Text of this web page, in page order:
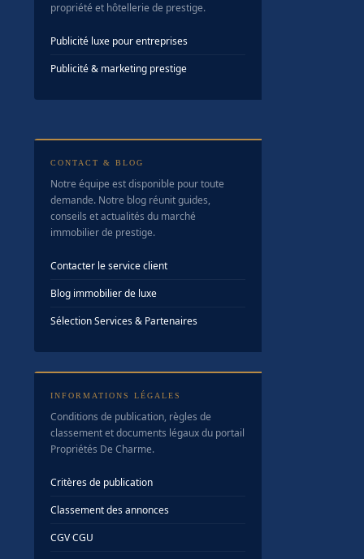
propriété et hôtellerie de prestige.
Publicité luxe pour entreprises
Publicité & marketing prestige
CONTACT & BLOG
Notre équipe est disponible pour toute
demande. Notre blog réunit guides,
conseils et actualités du marché
immobilier de prestige.
Contacter le service client
Blog immobilier de luxe
Sélection Services & Partenaires
INFORMATIONS LÉGALES
Conditions de publication, règles de
classement et documents légaux du portail
Propriétés De Charme.
Critères de publication
Classement des annonces
CGV·CGU